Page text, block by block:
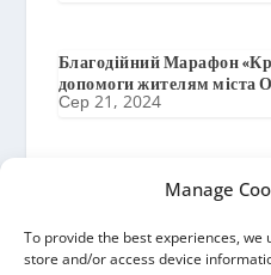
Manage
To provide the best experiences, we
store and/or access device
Благодійний Марафон
допомоги жителям міста
Сер 21, 2024
Підготовка до доставки в